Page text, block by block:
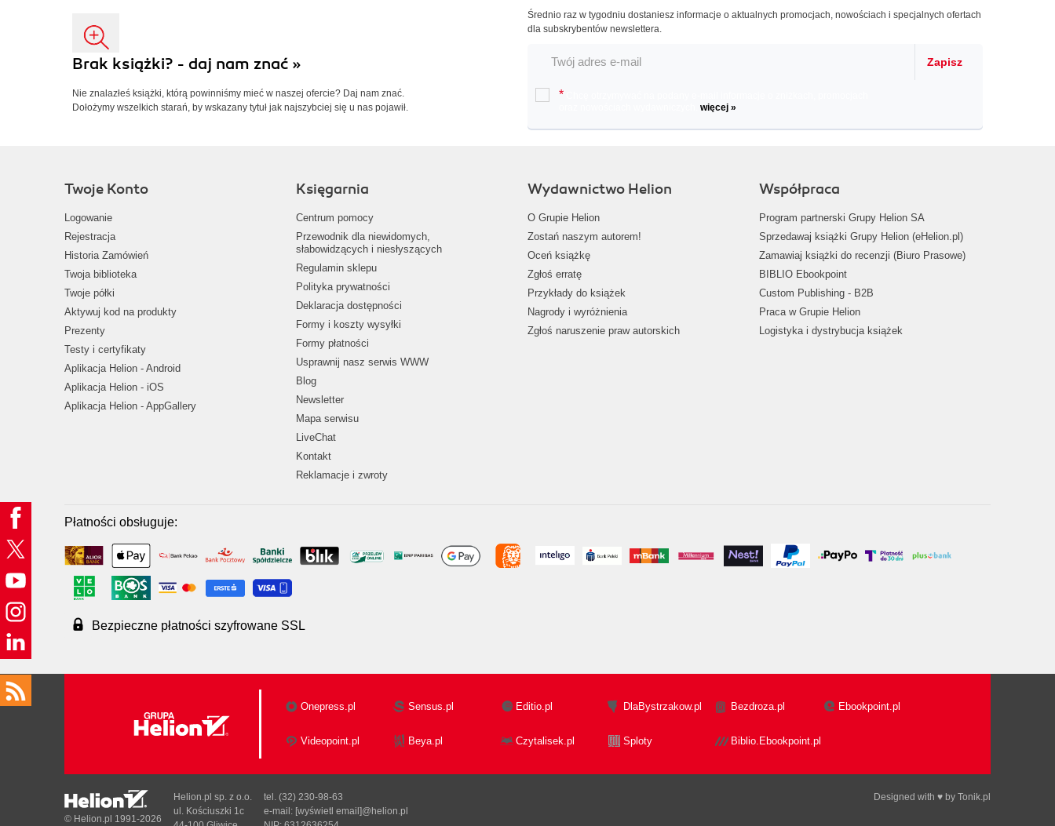
Brak książki? - daj nam znać »
Nie znalazłeś książki, którą powinniśmy mieć w naszej ofercie? Daj nam znać.
Dołożymy wszelkich starań, by wskazany tytuł jak najszybciej się u nas pojawił.
Średnio raz w tygodniu dostaniesz informacje o aktualnych promocjach, nowościach i specjalnych ofertach
dla subskrybentów newslettera.
Zapisz
*
więcej »
Twoje Konto
Logowanie
Rejestracja
Historia Zamówień
Twoja biblioteka
Twoje półki
Aktywuj kod na produkty
Prezenty
Testy i certyfikaty
Aplikacja Helion - Android
Aplikacja Helion - iOS
Aplikacja Helion - AppGallery
Księgarnia
Centrum pomocy
Przewodnik dla niewidomych,
słabowidzących i niesłyszących
Regulamin sklepu
Polityka prywatności
Deklaracja dostępności
Formy i koszty wysyłki
Formy płatności
Usprawnij nasz serwis WWW
Blog
Newsletter
Mapa serwisu
LiveChat
Kontakt
Reklamacje i zwroty
Wydawnictwo Helion
O Grupie Helion
Zostań naszym autorem!
Oceń książkę
Zgłoś erratę
Przykłady do książek
Nagrody i wyróżnienia
Zgłoś naruszenie praw autorskich
Współpraca
Program partnerski Grupy Helion SA
Sprzedawaj książki Grupy Helion (eHelion.pl)
Zamawiaj książki do recenzji (Biuro Prasowe)
BIBLIO Ebookpoint
Custom Publishing - B2B
Praca w Grupie Helion
Logistyka i dystrybucja książek
Płatności obsługuje:
Bezpieczne płatności szyfrowane SSL
Onepress.pl Sensus.pl Editio.pl DlaBystrzakow.pl Bezdroza.pl Ebookpoint.pl
Videopoint.pl Beya.pl Czytalisek.pl Sploty Biblio.Ebookpoint.pl
Designed with ♥ by Tonik.pl
© Helion.pl 1991-2026
Helion.pl sp. z o.o.
ul. Kościuszki 1c
tel. (32) 230-98-63
e-mail: [wyświetl email]@helion.pl